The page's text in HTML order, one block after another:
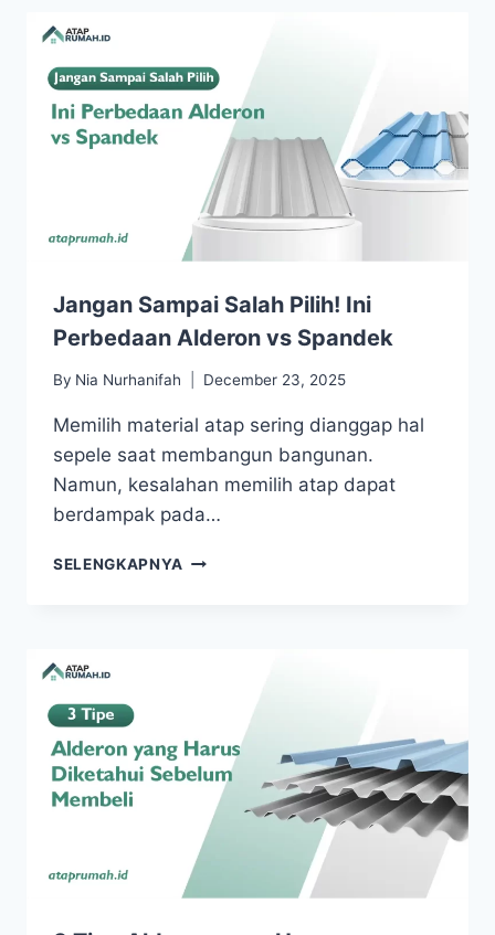
Jangan Sampai Salah Pilih! Ini
Perbedaan Alderon vs Spandek
By Nia Nurhanifah December 23, 2025
Memilih material atap sering dianggap hal
sepele saat membangun bangunan.
Namun, kesalahan memilih atap dapat
berdampak pada…
SELENGKAPNYA